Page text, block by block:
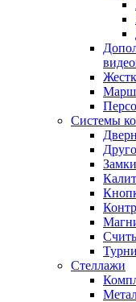
Системы
Стеллажи